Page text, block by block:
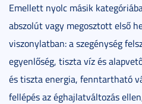
Emellett nyolc másik
abszolút vagy megosztott első
viszonylatban: a szegénység
egyenlőség, tiszta víz és
és tiszta energia, fenntartható
fellépés az éghajlatváltozás